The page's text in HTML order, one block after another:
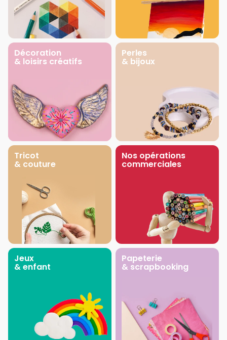
Décoration
& loisirs créatifs
Perles
& bijoux
Tricot
& couture
Nos opérations
commerciales
Jeux
& enfant
Papeterie
& scrapbooking